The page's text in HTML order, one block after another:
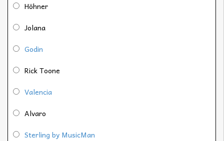
Höhner
Jolana
Godin
Rick Toone
Valencia
Alvaro
Sterling by MusicMan